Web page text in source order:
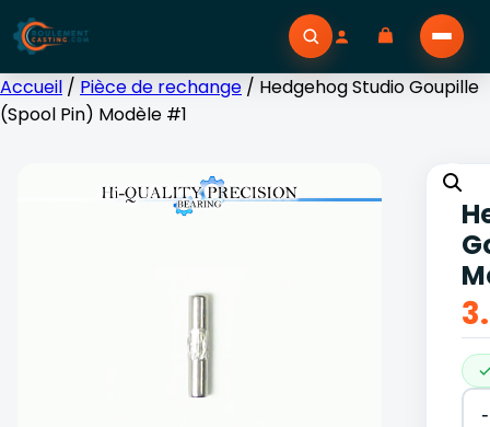
Accueil / Pièce de rechange / Hedgehog Studio Goupille
(Spool Pin) Modèle #1
-